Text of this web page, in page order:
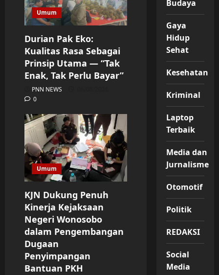
Umum
Durian Pak Eko:
Kualitas Rasa Sebagai
Prinsip Utama — “Tak
Enak, Tak Perlu Bayar”
PNN NEWS
0
Umum
KJN Dukung Penuh
Kinerja Kejaksaan
Negeri Wonosobo
dalam Pengembangan
Dugaan
Penyimpangan
Bantuan PKH
Budaya
Gaya
Hidup
Sehat
Kesehatan
Kriminal
Laptop
Terbaik
Media dan
Jurnalisme
Otomotif
Politik
REDAKSI
Social
Media